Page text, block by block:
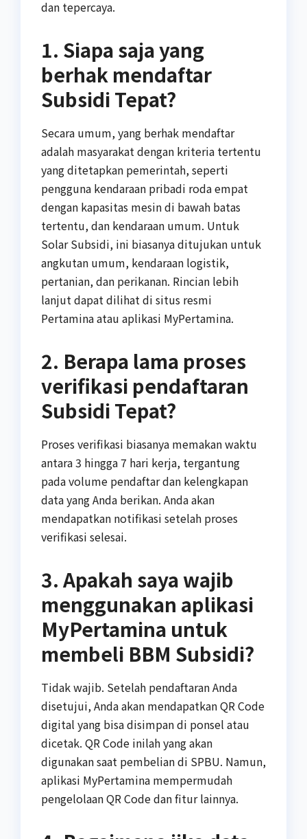
dan tepercaya.
1. Siapa saja yang
berhak mendaftar
Subsidi Tepat?
Secara umum, yang berhak mendaftar
adalah masyarakat dengan kriteria tertentu
yang ditetapkan pemerintah, seperti
pengguna kendaraan pribadi roda empat
dengan kapasitas mesin di bawah batas
tertentu, dan kendaraan umum. Untuk
Solar Subsidi, ini biasanya ditujukan untuk
angkutan umum, kendaraan logistik,
pertanian, dan perikanan. Rincian lebih
lanjut dapat dilihat di situs resmi
Pertamina atau aplikasi MyPertamina.
2. Berapa lama proses
verifikasi pendaftaran
Subsidi Tepat?
Proses verifikasi biasanya memakan waktu
antara 3 hingga 7 hari kerja, tergantung
pada volume pendaftar dan kelengkapan
data yang Anda berikan. Anda akan
mendapatkan notifikasi setelah proses
verifikasi selesai.
3. Apakah saya wajib
menggunakan aplikasi
MyPertamina untuk
membeli BBM Subsidi?
Tidak wajib. Setelah pendaftaran Anda
disetujui, Anda akan mendapatkan QR Code
digital yang bisa disimpan di ponsel atau
dicetak. QR Code inilah yang akan
digunakan saat pembelian di SPBU. Namun,
aplikasi MyPertamina mempermudah
pengelolaan QR Code dan fitur lainnya.